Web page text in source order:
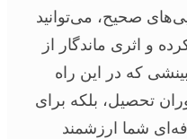
صحیح، می‌توانید
و اثری ماندگار از
که در این راه
تحصیل، بلکه برای
شما ارزشمند